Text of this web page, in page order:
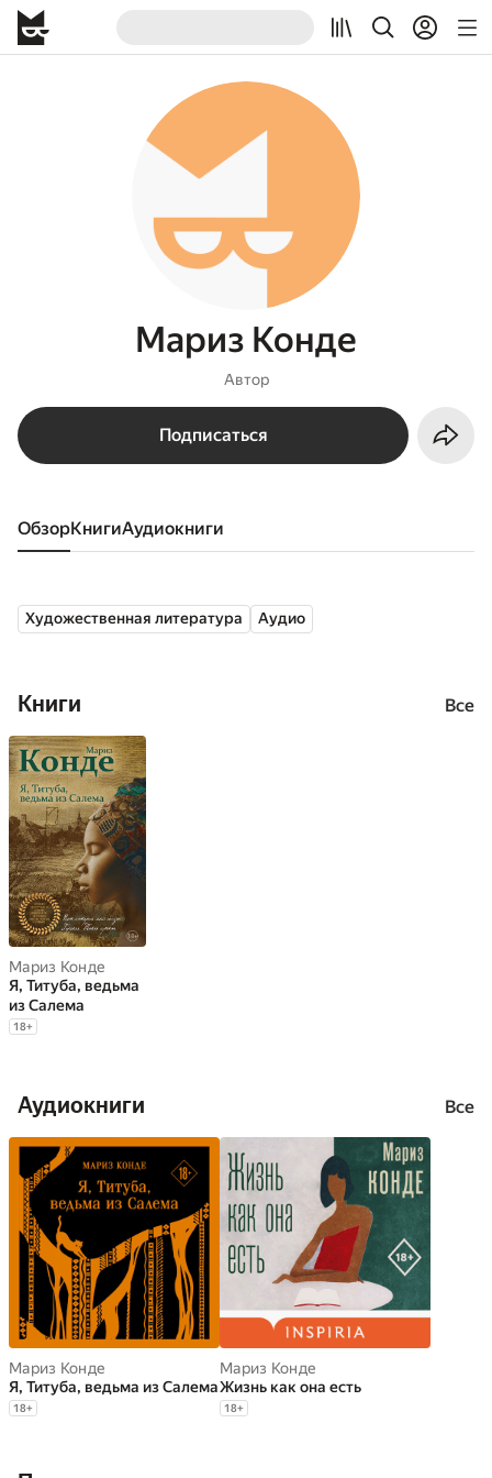
Мариз Конде
Автор
Подписаться
Обзор книги аудиокниги
Художественная литература Аудио
Книги Все
Мариз Конде
Я, Титуба, ведьма
из Салема
18+
Аудиокниги Все
Мариз Конде
Я, Титуба, ведьма из Салема
18+
Мариз Конде
Жизнь как она есть
18+